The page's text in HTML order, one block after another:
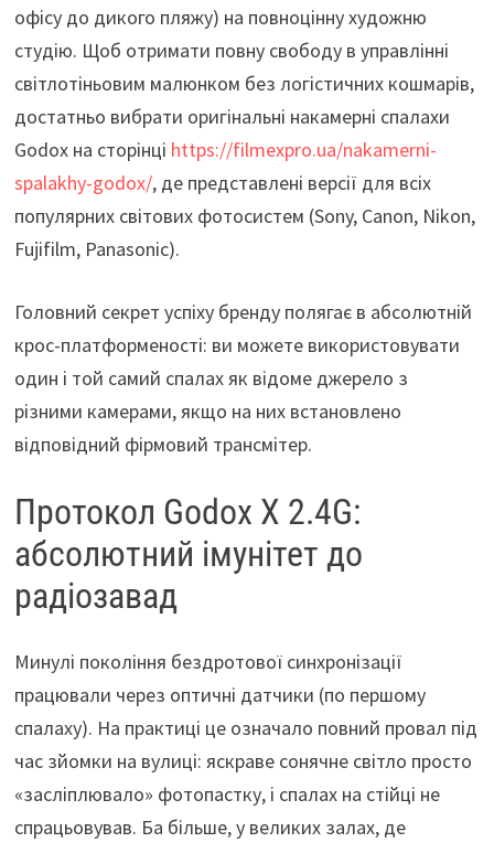
офісу до дикого пляжу) на повноцінну художню
студію. Щоб отримати повну свободу в управлінні
світлотіньовим малюнком без логістичних кошмарів,
достатньо вибрати оригінальні накамерні спалахи
Godox на сторінці https://filmexpro.ua/nakamerni-
spalakhy-godox/, де представлені версії для всіх
популярних світових фотосистем (Sony, Canon, Nikon,
Fujifilm, Panasonic).
Головний секрет успіху бренду полягає в абсолютній
крос-платформеності: ви можете використовувати
один і той самий спалах як відоме джерело з
різними камерами, якщо на них встановлено
відповідний фірмовий трансмітер.
Протокол Godox X 2.4G:
абсолютний імунітет до
радіозавад
Минулі покоління бездротової синхронізації
працювали через оптичні датчики (по першому
спалаху). На практиці це означало повний провал під
час зйомки на вулиці: яскраве сонячне світло просто
«засліплювало» фотопастку, і спалах на стійці не
спрацьовував. Ба більше, у великих залах, де